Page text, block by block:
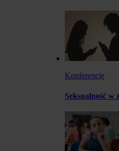
Konferencje
Seksualność w